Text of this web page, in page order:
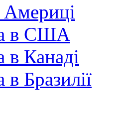
в США
в Канаді
в Бразилії